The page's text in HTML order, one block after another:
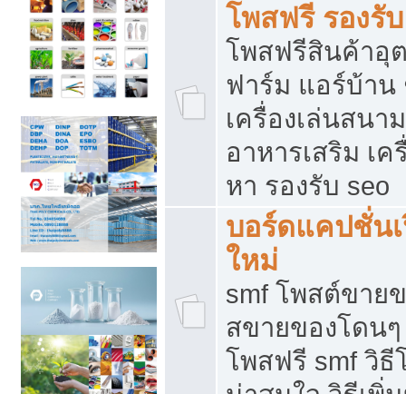
โพสฟรี รองรั
โพสฟรีสินค้าอุ
ฟาร์ม แอร์บ้าน
เครื่องเล่นสนา
อาหารเสริม เ
หา รองรับ seo
บอร์ดแคปชั่น
ใหม่
smf โพสต์ขาย
สขายของโดน
โพสฟรี smf วิธี